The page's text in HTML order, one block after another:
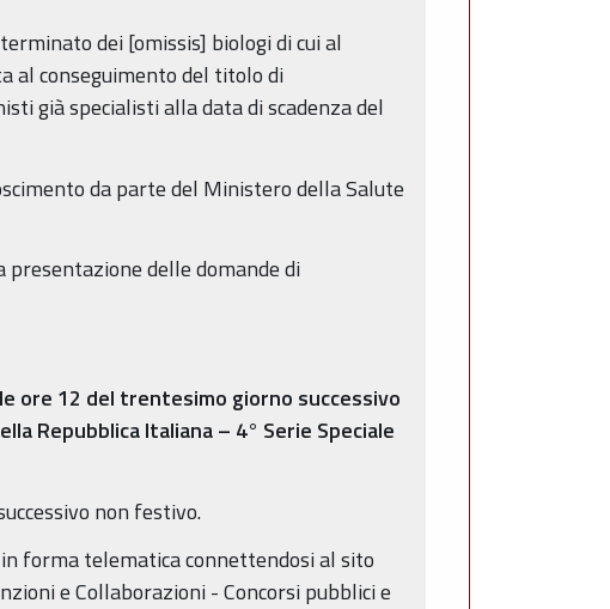
dei [omissis] biologi di cui al
al conseguimento del titolo di
già specialisti alla data di scadenza del
da parte del Ministero della Salute
delle domande di
ore 12 del trentesimo giorno successivo
Repubblica Italiana – 4° Serie Speciale
non festivo.
forma telematica connettendosi al sito
e Collaborazioni - Concorsi pubblici e